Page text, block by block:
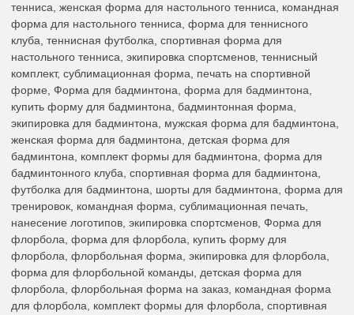
тенниса, женская форма для настольного тенниса, командная
форма для настольного тенниса, форма для теннисного
клуба, теннисная футболка, спортивная форма для
настольного тенниса, экипировка спортсменов, теннисный
комплект, сублимационная форма, печать на спортивной
форме, Форма для бадминтона, форма для бадминтона,
купить форму для бадминтона, бадминтонная форма,
экипировка для бадминтона, мужская форма для бадминтона,
женская форма для бадминтона, детская форма для
бадминтона, комплект формы для бадминтона, форма для
бадминтонного клуба, спортивная форма для бадминтона,
футболка для бадминтона, шорты для бадминтона, форма для
тренировок, командная форма, сублимационная печать,
нанесение логотипов, экипировка спортсменов, Форма для
флорбола, форма для флорбола, купить форму для
флорбола, флорбольная форма, экипировка для флорбола,
форма для флорбольной команды, детская форма для
флорбола, флорбольная форма на заказ, командная форма
для флорбола, комплект формы для флорбола, спортивная